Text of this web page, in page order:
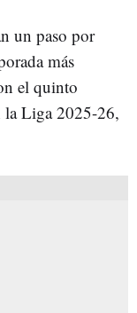
un paso por
más
el quinto
la Liga 2025-26,